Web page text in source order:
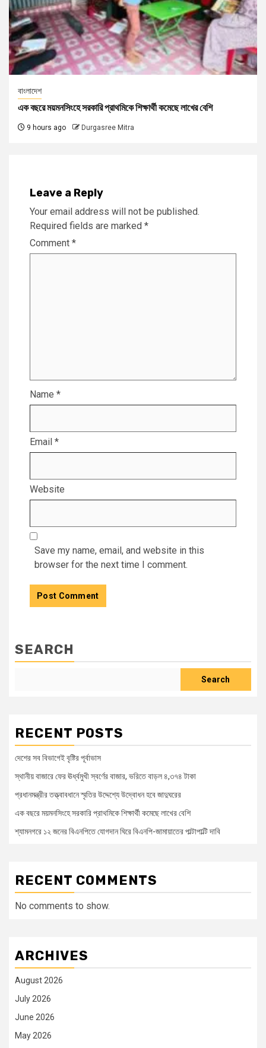
বাংলাদেশ
এক বছরে ময়মনসিংহে সরকারি প্রাথমিকে শিক্ষার্থী কমেছে লাখের বেশি
9 hours ago Durgasree Mitra
Leave a Reply
Your email address will not be published.
Required fields are marked *
Comment *
Name *
Email *
Website
Save my name, email, and website in this
browser for the next time I comment.
SEARCH
Search
RECENT POSTS
দেশের সব বিভাগেই বৃষ্টির পূর্বাভাস
স্থানীয় বাজারে ফের ঊর্ধ্বমুখী স্বর্ণের বাজার, ভরিতে বাড়ল ৪,৩৭৪ টাকা
প্রধানমন্ত্রীর তত্ত্বাবধানে স্মৃতির উদ্দেশ্যে উদ্বোধন হবে জাদুঘরের
এক বছরে ময়মনসিংহে সরকারি প্রাথমিকে শিক্ষার্থী কমেছে লাখের বেশি
শ্যামনগরে ১২ জনের বিএনপিতে যোগদান ঘিরে বিএনপি-জামায়াতের পাল্টাপাল্টি দাবি
RECENT COMMENTS
No comments to show.
ARCHIVES
August 2026
July 2026
June 2026
May 2026